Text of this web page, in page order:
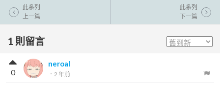
此系列
上一篇
此系列
下一篇
1 則留言
neroal
． 2 年前
0